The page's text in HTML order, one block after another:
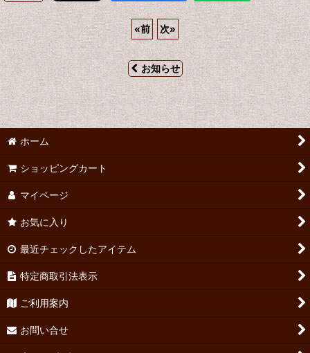
«前 次»
お知らせ
ホーム
ショッピングカート
マイページ
お気に入り
最近チェックしたアイテム
特定商取引法表示
ご利用案内
お問い合せ